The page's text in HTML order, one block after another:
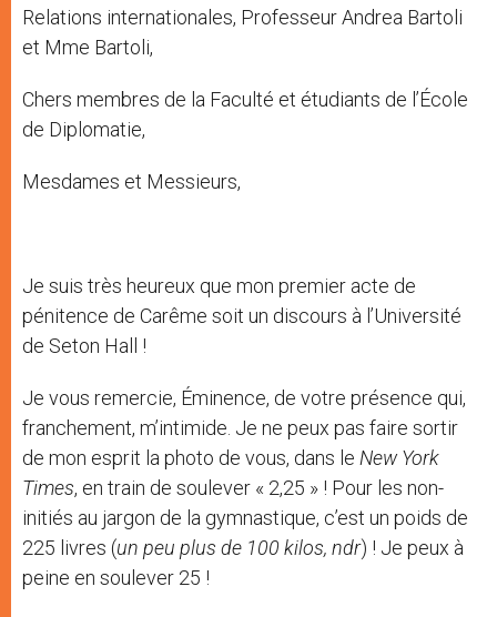
Relations internationales, Professeur Andrea Bartoli
et Mme Bartoli,
Chers membres de la Faculté et étudiants de l’École
de Diplomatie,
Mesdames et Messieurs,
Je suis très heureux que mon premier acte de
pénitence de Carême soit un discours à l’Université
de Seton Hall !
Je vous remercie, Éminence, de votre présence qui,
franchement, m’intimide. Je ne peux pas faire sortir
de mon esprit la photo de vous, dans le New York
Times, en train de soulever « 2,25 » ! Pour les non-
initiés au jargon de la gymnastique, c’est un poids de
225 livres (un peu plus de 100 kilos, ndr) ! Je peux à
peine en soulever 25 !